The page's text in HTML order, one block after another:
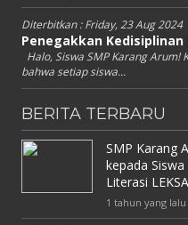
Diterbitkan :Friday, 23 Aug 2024
Penegakkan Kedisiplinan
Halo, Siswa SMP Karang
bahwa setiap siswa...
BERITA TERBARU
SMP Karang
kepada
Literasi
1 tahun yang lalu